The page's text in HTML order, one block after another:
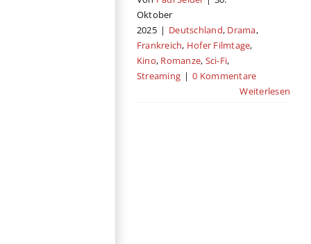
Oktober
2025 | Deutschland, Drama,
Frankreich, Hofer Filmtage,
Kino, Romanze, Sci-Fi,
Streaming | 0 Kommentare
Weiterlesen